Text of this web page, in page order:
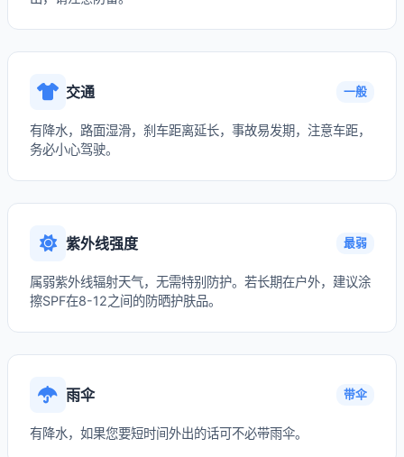
交通 一般
有降水，路面湿滑，刹车距离延长，事故易发期，注意车距，
务必小心驾驶。
紫外线强度 最弱
属弱紫外线辐射天气，无需特别防护。若长期在户外，建议涂
擦SPF在8-12之间的防晒护肤品。
雨伞 带伞
有降水，如果您要短时间外出的话可不必带雨伞。